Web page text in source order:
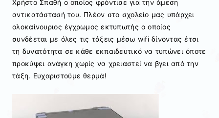
Χρήστο Σπαθή ο οποίος φρόντισε για την άμεση
αντικατάστασή του. Πλέον στο σχολείο μας υπάρχει
ολοκαίνουριος έγχρωμος εκτυπωτής ο οποίος
συνδέεται με όλες τις τάξεις μέσω wifi δίνοντας έτσι
τη δυνατότητα σε κάθε εκπαιδευτικό να τυπώνει όποτε
προκύψει ανάγκη χωρίς να χρειαστεί να βγει από την
τάξη. Ευχαριστούμε θερμά!